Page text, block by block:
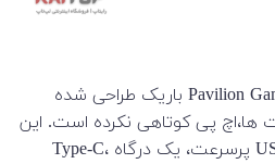
با اینکه لپ‌تاپ Pavilion Gaming 15-ec1 باریک طراحی شده
ها،اچ پی کوتاهی نکرده است. این
لپ‌تاپ دارای دو پورت USB-A پرسرعت، یک درگاه Type-C،